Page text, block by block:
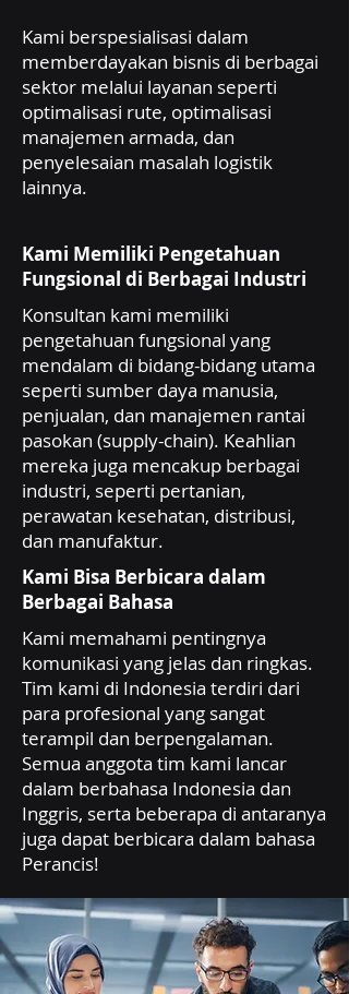
Kami berspesialisasi dalam
memberdayakan bisnis di berbagai
sektor melalui layanan seperti
optimalisasi rute, optimalisasi
manajemen armada, dan
penyelesaian masalah logistik
lainnya.
Kami Memiliki Pengetahuan
Fungsional di Berbagai Industri
Konsultan kami memiliki
pengetahuan fungsional yang
mendalam di bidang-bidang utama
seperti sumber daya manusia,
penjualan, dan manajemen rantai
pasokan (supply-chain). Keahlian
mereka juga mencakup berbagai
industri, seperti pertanian,
perawatan kesehatan, distribusi,
dan manufaktur.
Kami Bisa Berbicara dalam
Berbagai Bahasa
Kami memahami pentingnya
komunikasi yang jelas dan ringkas.
Tim kami di Indonesia terdiri dari
para profesional yang sangat
terampil dan berpengalaman.
Semua anggota tim kami lancar
dalam berbahasa Indonesia dan
Inggris, serta beberapa di antaranya
juga dapat berbicara dalam bahasa
Perancis!